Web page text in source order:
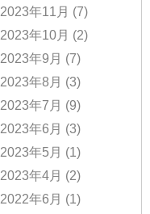
2023年11月 (7)
2023年10月 (2)
2023年9月 (7)
2023年8月 (3)
2023年7月 (9)
2023年6月 (3)
2023年5月 (1)
2023年4月 (2)
2022年6月 (1)